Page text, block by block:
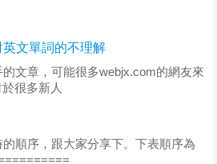
文單詞的不理解
文章，可能很多webjx.com的網友來
很多新人
順序，跟大家分享下。下表順序為